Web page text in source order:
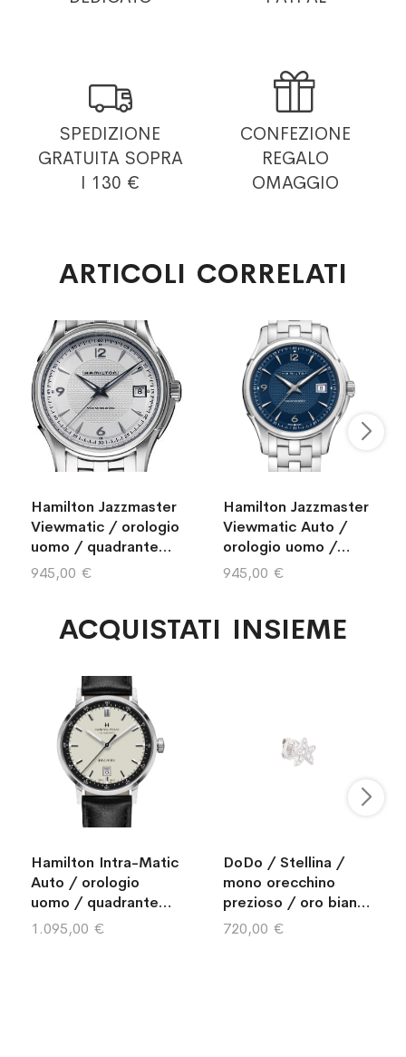

SPEDIZIONE
GRATUITA SOPRA
I 130 €

CONFEZIONE
REGALO
OMAGGIO
ARTICOLI CORRELATI
Hamilton Jazzmaster
Viewmatic / orologio
uomo / quadrante
argentato / bracciale
e cassa acciaio
945,00 €
Hamilton Jazzmaster
Viewmatic Auto /
orologio uomo /
quadrante blu /
cassa e bracciale
945,00 €
ACQUISTATI INSIEME
Hamilton Intra-Matic
Auto / orologio
uomo / quadrante
beige e nero / cassa
acciaio / cinturino
1.095,00 €
DoDo / Stellina /
mono orecchino
prezioso / oro bianco
18 kt e diamanti
720,00 €